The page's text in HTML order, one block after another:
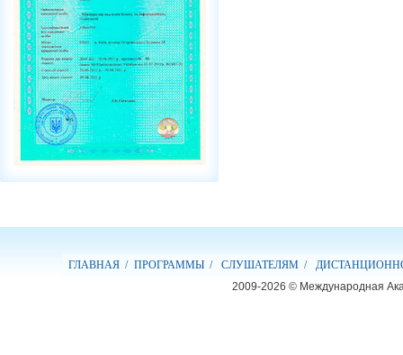
ГЛАВНАЯ / ПРОГРАММЫ / СЛУШАТЕЛЯМ /
2009-2026 © Международная